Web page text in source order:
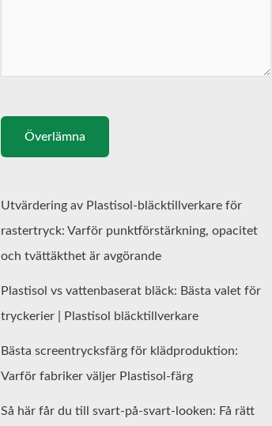
Överlämna
Utvärdering av Plastisol-bläcktillverkare för
rastertryck: Varför punktförstärkning, opacitet
och tvättäkthet är avgörande
Plastisol vs vattenbaserat bläck: Bästa valet för
tryckerier | Plastisol bläcktillverkare
Bästa screentrycksfärg för klädproduktion:
Varför fabriker väljer Plastisol-färg
Så här får du till svart-på-svart-looken: Få rätt